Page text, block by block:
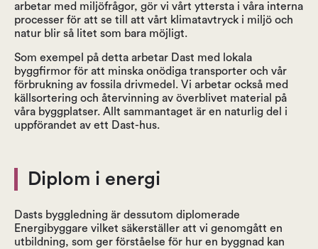
arbetar med miljöfrågor, gör vi vårt yttersta i våra interna
processer för att se till att vårt klimatavtryck i miljö och
natur blir så litet som bara möjligt.
Som exempel på detta arbetar Dast med lokala
byggfirmor för att minska onödiga transporter och vår
förbrukning av fossila drivmedel. Vi arbetar också med
källsortering och återvinning av överblivet material på
våra byggplatser. Allt sammantaget är en naturlig del i
uppförandet av ett Dast-hus.
Diplom i energi
Dasts byggledning är dessutom diplomerade
Energibyggare vilket säkerställer att vi genomgått en
utbildning, som ger förståelse för hur en byggnad kan